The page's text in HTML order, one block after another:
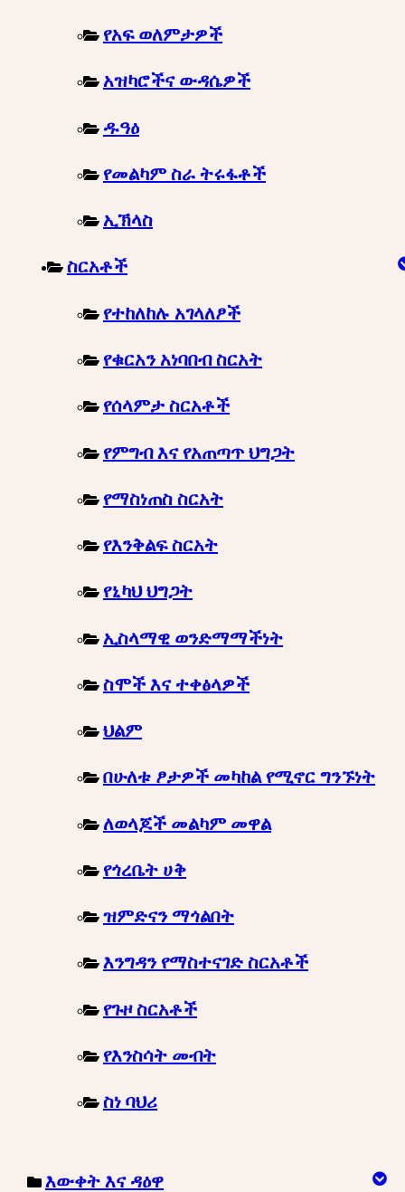
የአፍ ወለምታዎች
አዝካሮችና ውዳሴዎች
ዱዓዕ
የመልካም ስራ ትሩፋቶች
ኢኽላስ
ስርአቶች
የተከለከሉ አገላለፆች
የቁርአን አነባበብ ስርአት
የሰላምታ ስርአቶች
የምግብ እና የአጠጣጥ ህግጋት
የማስነጠስ ስርአት
የእንቅልፍ ስርአት
የኒካህ ህግጋት
ኢስላማዊ ወንድማማችነት
ስሞች እና ተቀፅላዎች
ህልም
በሁለቱ ፆታዎች መካከል የሚኖር ግንኙነት
ለወላጆች መልካም መዋል
የጎረቤት ሀቅ
ዝምድናን ማጎልበት
እንግዳን የማስተናገድ ስርአቶች
የጉዞ ስርአቶች
የእንስሳት መብት
ስነ ባህሪ
እውቀት እና ዳዕዋ